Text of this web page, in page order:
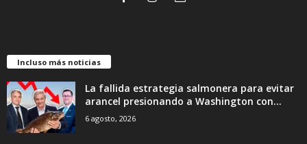
Incluso más noticias
La fallida estrategia salmonera para evitar
arancel presionando a Washington con...
6 agosto, 2026